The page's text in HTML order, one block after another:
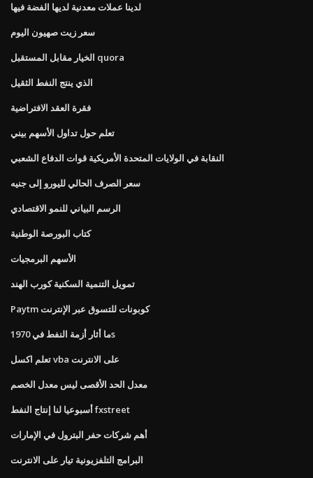
لدينا عملات معدنية لديها الفضة فيها
سعر زيت صهيون اليوم
الخيار مقابل المستقبل quora
الذي ينتج النفط الثقيل
فقرة العقد الافتراضية
تعلم حول تداول الأسهم بيني
النقابة في الولايات المتحدة الأمريكية قوات الدفاع الشعبي
سعر الصرف الحالي لليورو إلى جنيه
الرسم البياني للنمو الاقتصادي
كتاب البورصة الوطنية
الأسهم البرمجيات
تمويل التنمية السكنية كورب الهند
Paytm كوبونات للتسوق عبر الإنترنت
ما أثار أزمة النفط في 1970s
تعلم اكسل vba على الانترنت
معدل الحد الأقصى ليس معدل الخصم
أسبوعيا لنا إنتاج النفط fxstreet
أهم شركات حفر البترول في الإمارات
البرامج التلفزيونية تيار على الانترنت